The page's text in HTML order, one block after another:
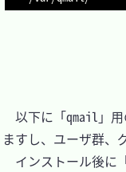
以下に「qmail」用
ますし、ユーザ群、
インストール後に